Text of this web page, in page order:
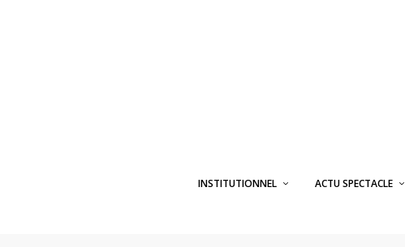
INSTITUTIONNEL ACTU SPECTACLE